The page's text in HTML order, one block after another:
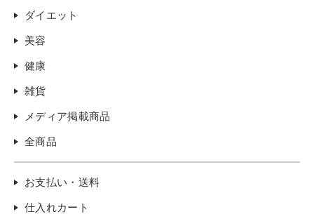
ダイエット
美容
健康
雑貨
メディア掲載商品
全商品
お支払い・送料
仕入れカート